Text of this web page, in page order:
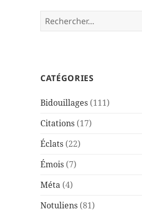
Rechercher :
CATÉGORIES
Bidouillages (111)
Citations (17)
Éclats (22)
Émois (7)
Méta (4)
Notuliens (81)